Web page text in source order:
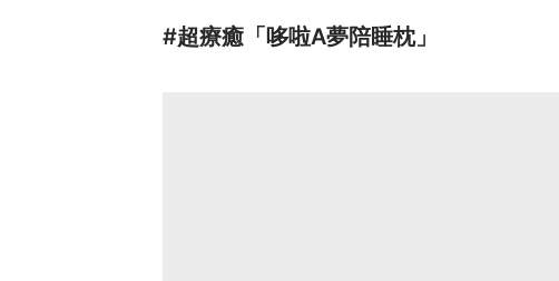
#超療癒「哆啦A夢陪睡枕」